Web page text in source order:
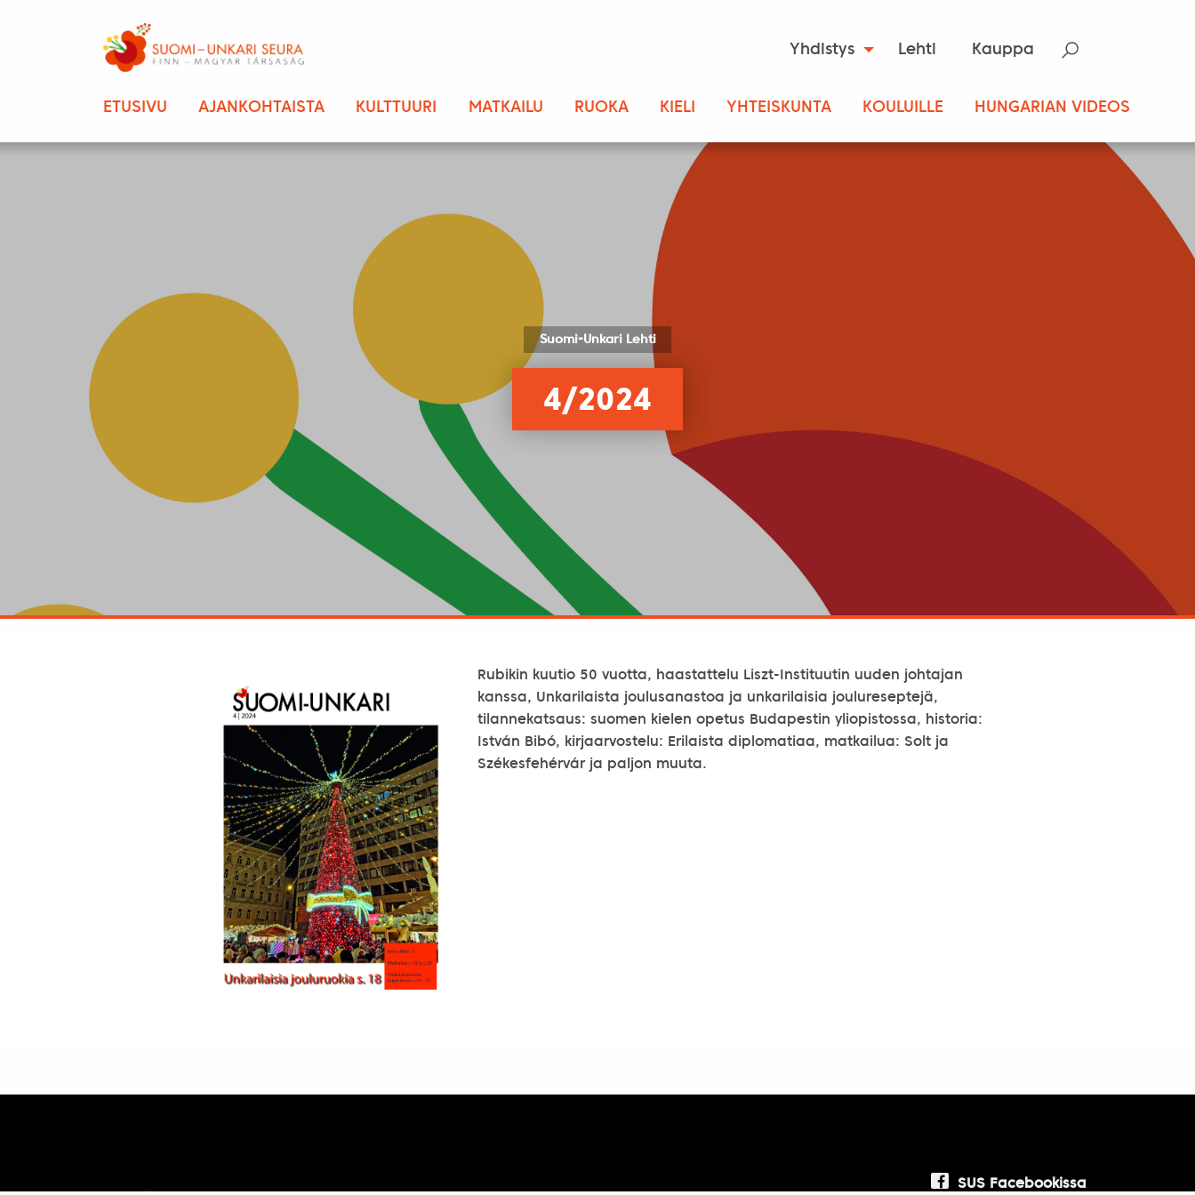
Yhdistys Lehti Kauppa
ETUSIVU AJANKOHTAISTA KULTTUURI MATKAILU RUOKA KIELI YHTEISKUNTA KOULUILLE HUNGARIAN VIDEOS
Suomi-Unkari Lehti
4/2024
Rubikin kuutio 50 vuotta, haastattelu Liszt-Instituutin uuden johtajan
kanssa, Unkarilaista joulusanastoa ja unkarilaisia joulureseptejä,
tilannekatsaus: suomen kielen opetus Budapestin yliopistossa, historia:
István Bibó, kirjaarvostelu: Erilaista diplomatiaa, matkailua: Solt ja
Székesfehérvár ja paljon muuta.
SUS Facebookissa